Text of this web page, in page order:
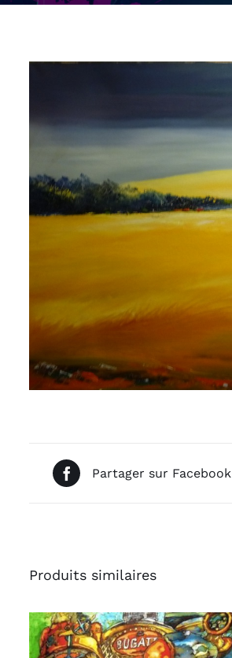
Partager sur Facebook
Produits similaires